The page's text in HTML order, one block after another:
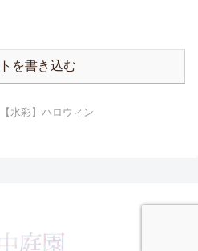
を書き込む
【水彩】ハロウィン